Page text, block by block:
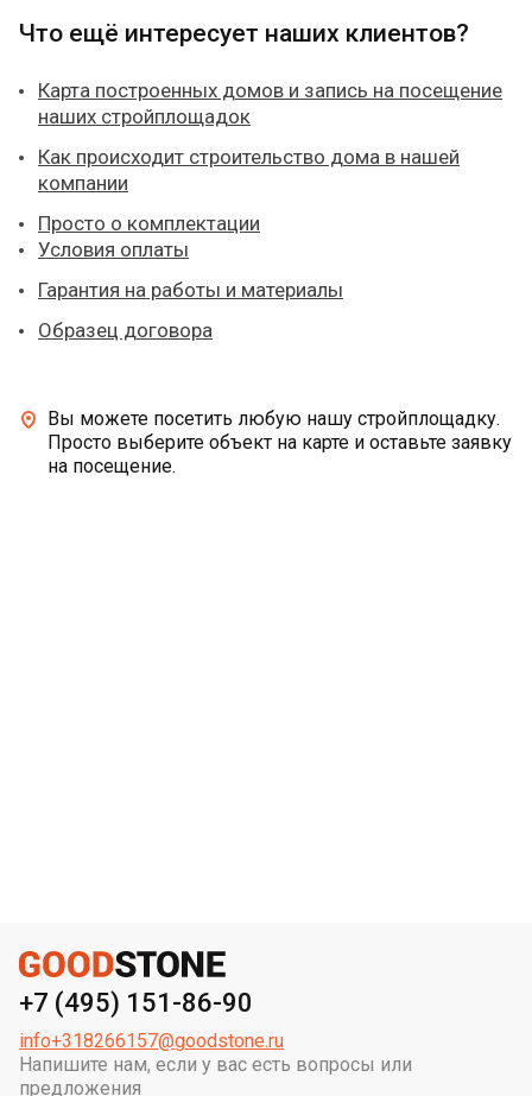
Что ещё интересует наших клиентов?
Карта построенных домов и запись на посещение
наших стройплощадок
Как происходит строительство дома в нашей
компании
Просто о комплектации
Условия оплаты
Гарантия на работы и материалы
Образец договора
Вы можете посетить любую нашу стройплощадку.
Просто выберите объект на карте и оставьте заявку
на посещение.
+7 (495) 151-86-90
Напишите нам, если у вас есть вопросы или
предложения
info+318266157@goodstone.ru